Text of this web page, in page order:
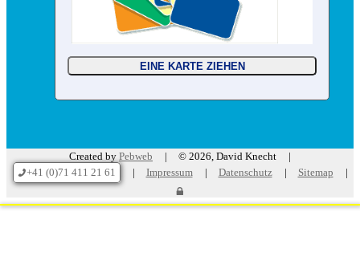
Created by Pebweb © 2026, David Knecht
p+41 (0)71 411 21 61 Impressum Datenschutz Sitemap
l